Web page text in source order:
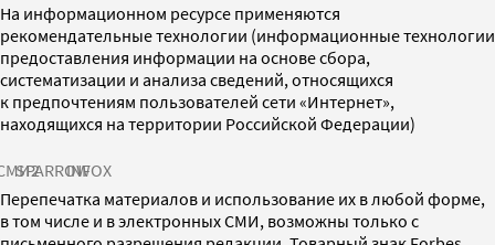
На информационном ресурсе применяются
рекомендательные технологии (информационные технологии
предоставления информации на основе сбора,
систематизации и анализа сведений, относящихся
к предпочтениям пользователей сети «Интернет»,
находящихся на территории Российской Федерации)
SPARROWINFOX
Перепечатка материалов и использование их в любой форме,
в том числе и в электронных СМИ, возможны только с